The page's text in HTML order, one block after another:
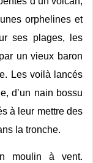
orphelines et
ses plages, les
un vieux baron
Les voilà lancés
d’un nain bossu
à leur mettre des
la tronche.
moulin à vent.